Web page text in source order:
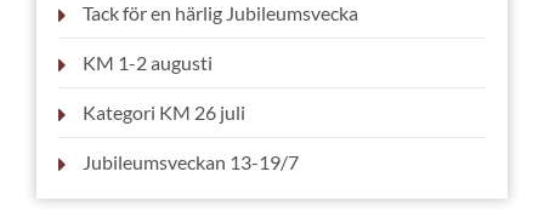
Tack för en härlig Jubileumsvecka
KM 1-2 augusti
Kategori KM 26 juli
Jubileumsveckan 13-19/7